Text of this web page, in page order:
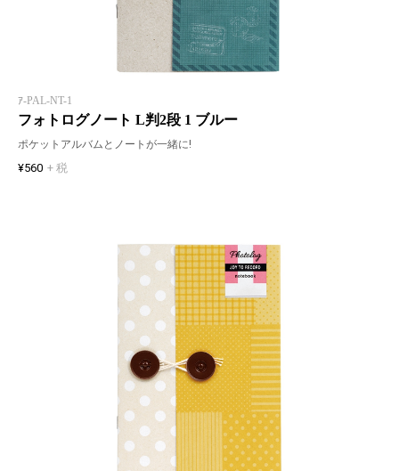
ｱ-PAL-NT-1
フォトログノート L判2段 1 ブルー
ポケットアルバムとノートが一緒に!
¥560 + 税